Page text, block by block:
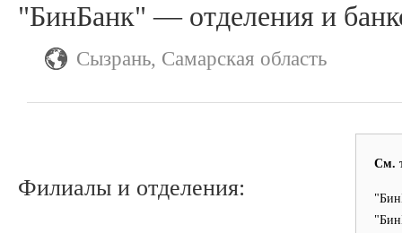
"БинБанк" — отделения и
Сызрань, Самарская область
См.
Филиалы и отделения: